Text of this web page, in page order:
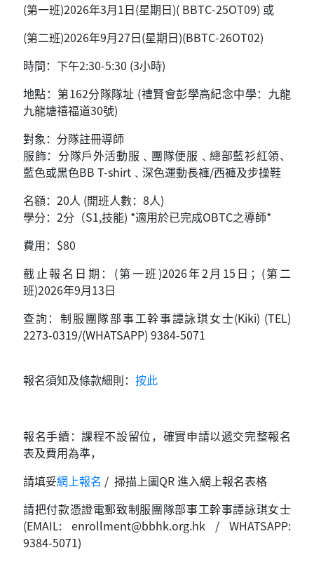
(第一班)2026年3月1日(星期日)( BBTC-25OT09) 或
(第二班)2026年9月27日(星期日)(BBTC-26OT02)
時間：下午2:30-5:30 (3小時)
地點：第162分隊隊址 (禮賢會彭學高紀念中學：九龍
九龍塘禧福道30號)
對象：分隊註冊導師
服飾：分隊戶外活動服﹑團隊便服﹑總部藍衫紅領、
藍色或黑色BB T-shirt﹑深色運動長褲/西褲及步操鞋
名額：20人 (開班人數：8人)
學分：2分（S1,技能) *適用於已完成OBTC之導師*
費用：$80
截止報名日期：(第一班)2026年2月15日；(第二
班)2026年9月13日
查詢：制服團隊部事工幹事譚詠琪女士(Kiki) (TEL)
2273-0319/(WHATSAPP) 9384-5071
報名須知及條款細則： 按此
報名手續：課程不設留位，確實申請以遞交完整報名
表及費用為準，
請填妥網上報名 / 掃描上圖QR 進入網上報名表格
請把付款憑證電郵致制服團隊部事工幹事譚詠琪女士
(EMAIL: enrollment@bbhk.org.hk / WHATSAPP:
9384-5071)